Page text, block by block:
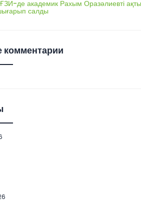
де академик Рахым Оразәлиевті
салды
комментарии